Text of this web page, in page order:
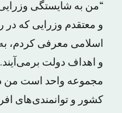
“من به شایستگی وزرایی
و معتقدم وزرایی که
اسلامی معرفی کردم،
و اهداف دولت
مجموعه واحد است من
کشور و توانمندی‌های